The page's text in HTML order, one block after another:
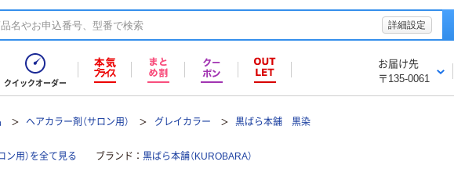
詳細設定
クイックオーダー
お届け先
〒135-0061
ヘアカラー剤（サロン用） グレイカラー 黒ばら本舗 黒染
ン用）を全て見る ブランド 黒ばら本舗（KUROBARA）